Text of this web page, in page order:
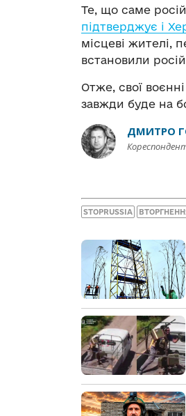
Те, що саме
підтверджує і
місцеві жителі,
встановили
Отже, свої
завжди буде на
ДМИТРО
STOPRUSSIA